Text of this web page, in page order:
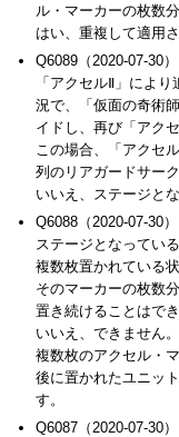
ル・マーカーの枚数
はい、重複して適用さ
Q6089（2020-07-30）
「アクセルⅡ」によ
況で、「仮面の奇術
イドし、再び「アク
この場合、「アクセ
列のリアガードサー
いいえ、ステージと
Q6088（2020-07-30）
ステージとなってい
複数枚置かれている状
そのマーカーの枚数
置き続けることはで
いいえ、できません。
複数枚のアクセル・
後に置かれたユニッ
す。
Q6087（2020-07-30）